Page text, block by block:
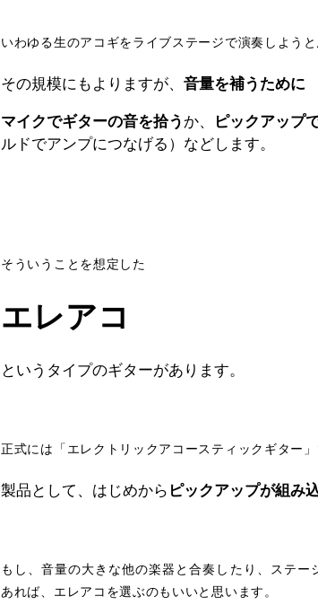
いわゆる生のアコギをライブステージで演奏しようと
その規模にもよりますが、 音量を補うために
マイクでギターの音を拾う か、 ピックアップ
ルドでアンプにつなげる）などします。
そういうことを想定した
エレアコ
というタイプのギターがあります。
正式には「エレクトリックアコースティックギター
製品として、はじめから ピックアップが組み
もし、音量の大きな他の楽器と合奏したり、ステ
あれば、エレアコを選ぶのもいいと思います。